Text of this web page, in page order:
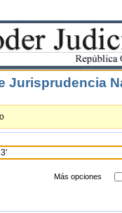
Jurisprudencia
Más opciones